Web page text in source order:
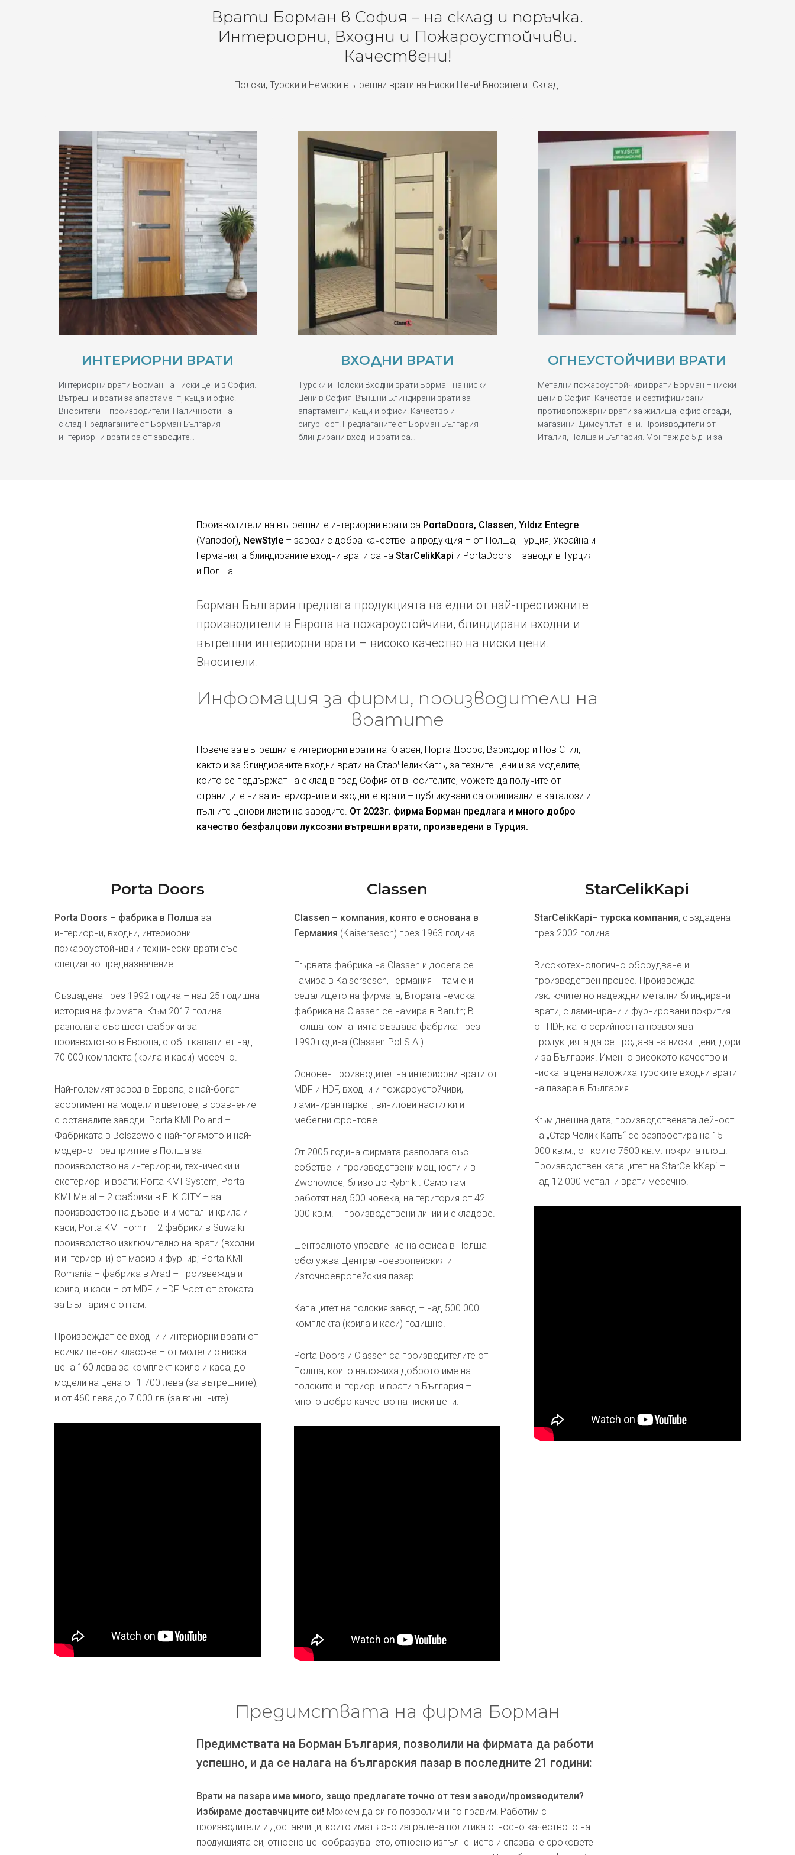
Врати Борман в София – на склад и поръчка.
Интериорни, Входни и Пожароустойчиви.
Качествени!
Полски, Турски и Немски вътрешни врати на Ниски Цени! Вносители. Склад.
ИНТЕРИОРНИ ВРАТИ
Интериорни врати Борман на ниски цени в София.
Вътрешни врати за апартамент, къща и офис.
Вносители – производители. Наличности на
склад. Предлаганите от Борман България
интериорни врати са от заводите…
ВХОДНИ ВРАТИ
Турски и Полски Входни врати Борман на ниски
Цени в София. Външни Блиндирани врати за
апартаменти, къщи и офиси. Качество и
сигурност! Предлаганите от Борман България
блиндирани входни врати са…
ОГНЕУСТОЙЧИВИ ВРАТИ
Метални пожароустойчиви врати Борман – ниски
цени в София. Качествени сертифицирани
противопожарни врати за жилища, офис сгради,
магазини. Димоуплътнени. Производители от
Италия, Полша и България. Монтаж до 5 дни за
Производители на вътрешните интериорни врати са PortaDoors, Classen, Yıldız Entegre
(Variodor), NewStyle– заводи с добра качествена продукция – от Полша, Турция, Украйна и
Германия, а блиндираните входни врати са на StarCelikKapi и PortaDoors – заводи в Турция
и Полша.
Борман България предлага продукцията на едни от най-престижните
производители в Европа на пожароустойчиви, блиндирани входни и
вътрешни интериорни врати – високо качество на ниски цени.
Вносители.
Информация за фирми, производители на
вратите
Повече за вътрешните интериорни врати на Класен, Порта Доорс, Вариодор и Нов Стил,
както и за блиндираните входни врати на СтарЧеликКапъ, за техните цени и за моделите,
които се поддържат на склад в град София от вносителите, можете да получите от
страниците ни за интериорните и входните врати – публикувани са официалните каталози и
пълните ценови листи на заводите. От 2023г. фирма Борман предлага и много добро
качество безфалцови луксозни вътрешни врати, произведени в Турция.
Porta Doors
Porta Doors – фабрика в Полша за
интериорни, входни, интериорни
пожароустойчиви и технически врати със
специално предназначение.
Създадена през 1992 година – над 25 годишна
история на фирмата. Към 2017 година
разполага със шест фабрики за
производство в Европа, с общ капацитет над
70 000 комплекта (крила и каси) месечно.
Най-големият завод в Европа, с най-богат
асортимент на модели и цветове, в сравнение
с останалите заводи. Porta KMI Poland –
Фабриката в Bolszewo е най-голямото и най-
модерно предприятие в Полша за
производство на интериорни, технически и
екстериорни врати; Porta KMI System, Porta
KMI Metal – 2 фабрики в ELK CITY – за
производство на дървени и метални крила и
каси; Porta KMI Fornir – 2 фабрики в Suwalki –
производство изключително на врати (входни
и интериорни) от масив и фурнир; Porta KMI
Romania – фабрика в Arad – произвежда и
крила, и каси – от MDF и HDF. Част от стоката
за България е оттам.
Произвеждат се входни и интериорни врати от
всички ценови класове – от модели с ниска
цена 160 лева за комплект крило и каса, до
модели на цена от 1 700 лева (за вътрешните),
и от 460 лева до 7 000 лв (за външните).
Classen
Classen – компания, която е основана в
Германия (Kaisersesch) през 1963 година.
Първата фабрика на Classen и досега се
намира в Kaisersesch, Германия – там е и
седалището на фирмата; Втората немска
фабрика на Classen се намира в Baruth; В
Полша компанията създава фабрика през
1990 година (Classen-Pol S.A.).
Основен производител на интериорни врати от
MDF и HDF, входни и пожароустойчиви,
ламиниран паркет, винилови настилки и
мебелни фронтове.
От 2005 година фирмата разполага със
собствени производствени мощности и в
Zwonowice, близо до Rybnik . Само там
работят над 500 човека, на територия от 42
000 кв.м. – производствени линии и складове.
Централното управление на офиса в Полша
обслужва Централноевропейския и
Източноевропейския пазар.
Капацитет на полския завод – над 500 000
комплекта (крила и каси) годишно.
Porta Doors и Classen са производителите от
Полша, които наложиха доброто име на
полските интериорни врати в България –
много добро качество на ниски цени.
StarCelikKapi
StarCelikKapi– турска компания, създадена
през 2002 година.
Високотехнологично оборудване и
производствен процес. Произвежда
изключително надеждни метални блиндирани
врати, с ламинирани и фурнировани покрития
от HDF, като серийността позволява
продукцията да се продава на ниски цени, дори
и за България. Именно високото качество и
ниската цена наложиха турските входни врати
на пазара в България.
Към днешна дата, производствената дейност
на „Стар Челик Капъ“ се разпростира на 15
000 кв.м., от които 7500 кв.м. покрита площ.
Производствен капацитет на StarCelikKapi –
над 12 000 метални врати месечно.
Предимствата на фирма Борман
Предимствата на Борман България, позволили на фирмата да работи
успешно, и да се налага на българския пазар в последните 21 години:
Врати на пазара има много, защо предлагате точно от тези заводи/производители?
Избираме доставчиците си! Можем да си го позволим и го правим! Работим с
производители и доставчици, които имат ясно изградена политика относно качеството на
продукцията си, относно ценообразуването, относно изпълнението и спазване сроковете